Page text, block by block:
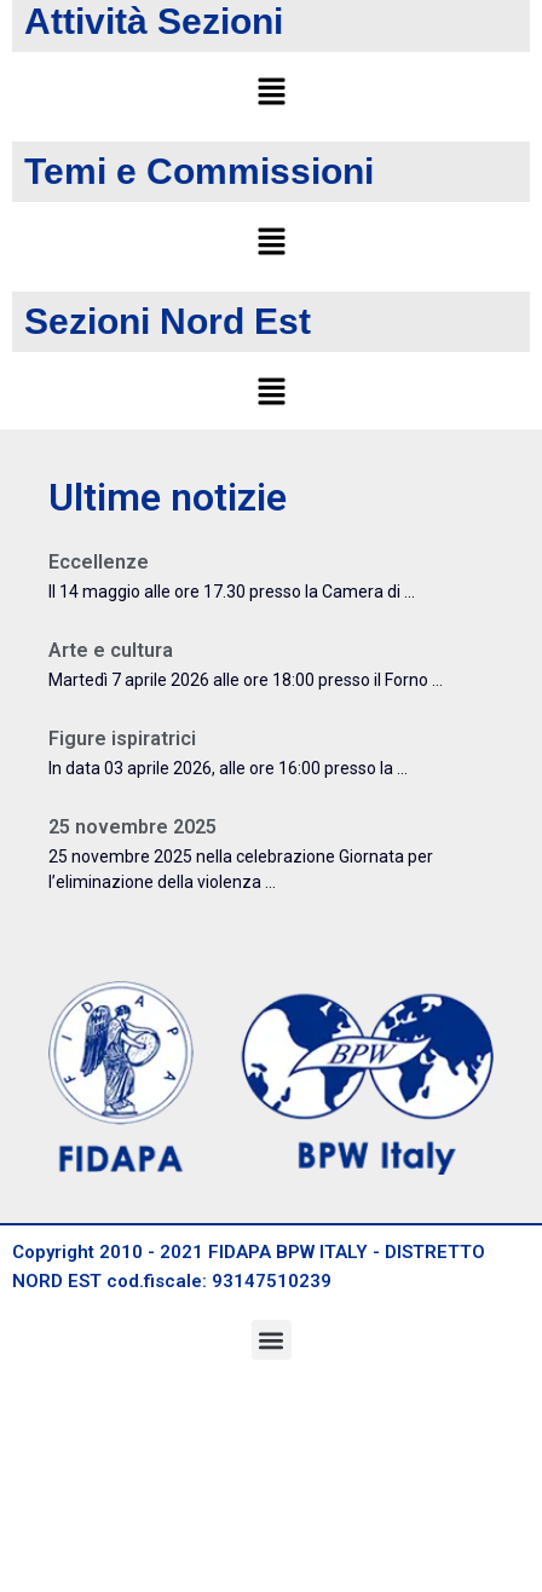
Attività Sezioni
Temi e Commissioni
Sezioni Nord Est
Ultime notizie
Eccellenze
Il 14 maggio alle ore 17.30 presso la Camera di ...
Arte e cultura
Martedì 7 aprile 2026 alle ore 18:00 presso il Forno ...
Figure ispiratrici
In data 03 aprile 2026, alle ore 16:00 presso la ...
25 novembre 2025
25 novembre 2025 nella celebrazione Giornata per
l’eliminazione della violenza ...
Copyright 2010 - 2021 FIDAPA BPW ITALY - DISTRETTO
NORD EST cod.fiscale: 93147510239